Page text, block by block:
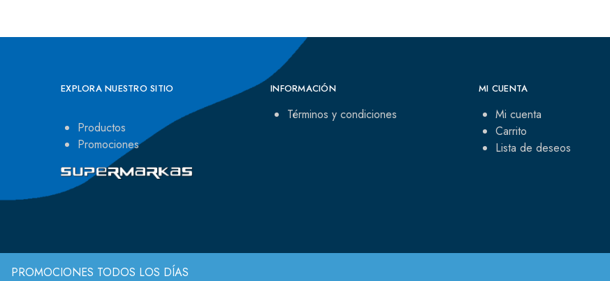
PROMOCIONES TODOS LOS DÍAS
EXPLORA NUESTRO SITIO
Productos
Promociones
INFORMACIÓN
Términos y condiciones
MI CUENTA
Mi cuenta
Carrito
Lista de deseos